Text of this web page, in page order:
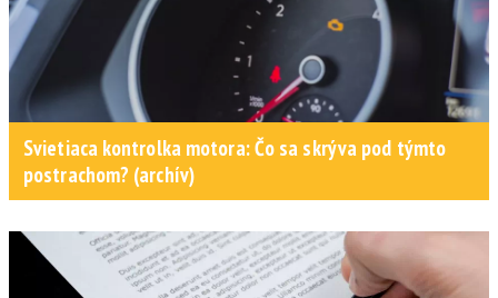
Svietiaca kontrolka motora: Čo sa skrýva pod týmto
postrachom? (archív)